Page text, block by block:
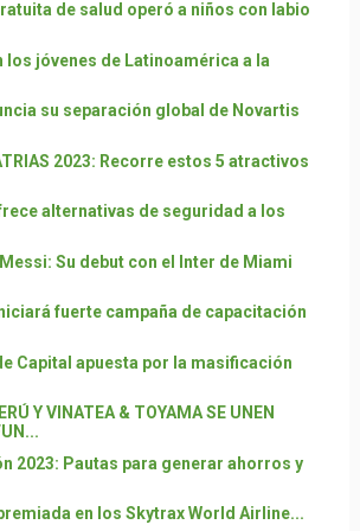
de salud operó a niños con labio
los jóvenes de Latinoamérica a la
su separación global de Novartis
2023: Recorre estos 5 atractivos
alternativas de seguridad a los
Su debut con el Inter de Miami
fuerte campaña de capacitación
Capital apuesta por la masificación
Y VINATEA & TOYAMA SE UNEN
2023: Pautas para generar ahorros y
en los Skytrax World Airline...